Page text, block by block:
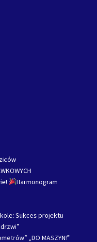
Harmonogram
Sukces projektu
„DO MASZYN!”